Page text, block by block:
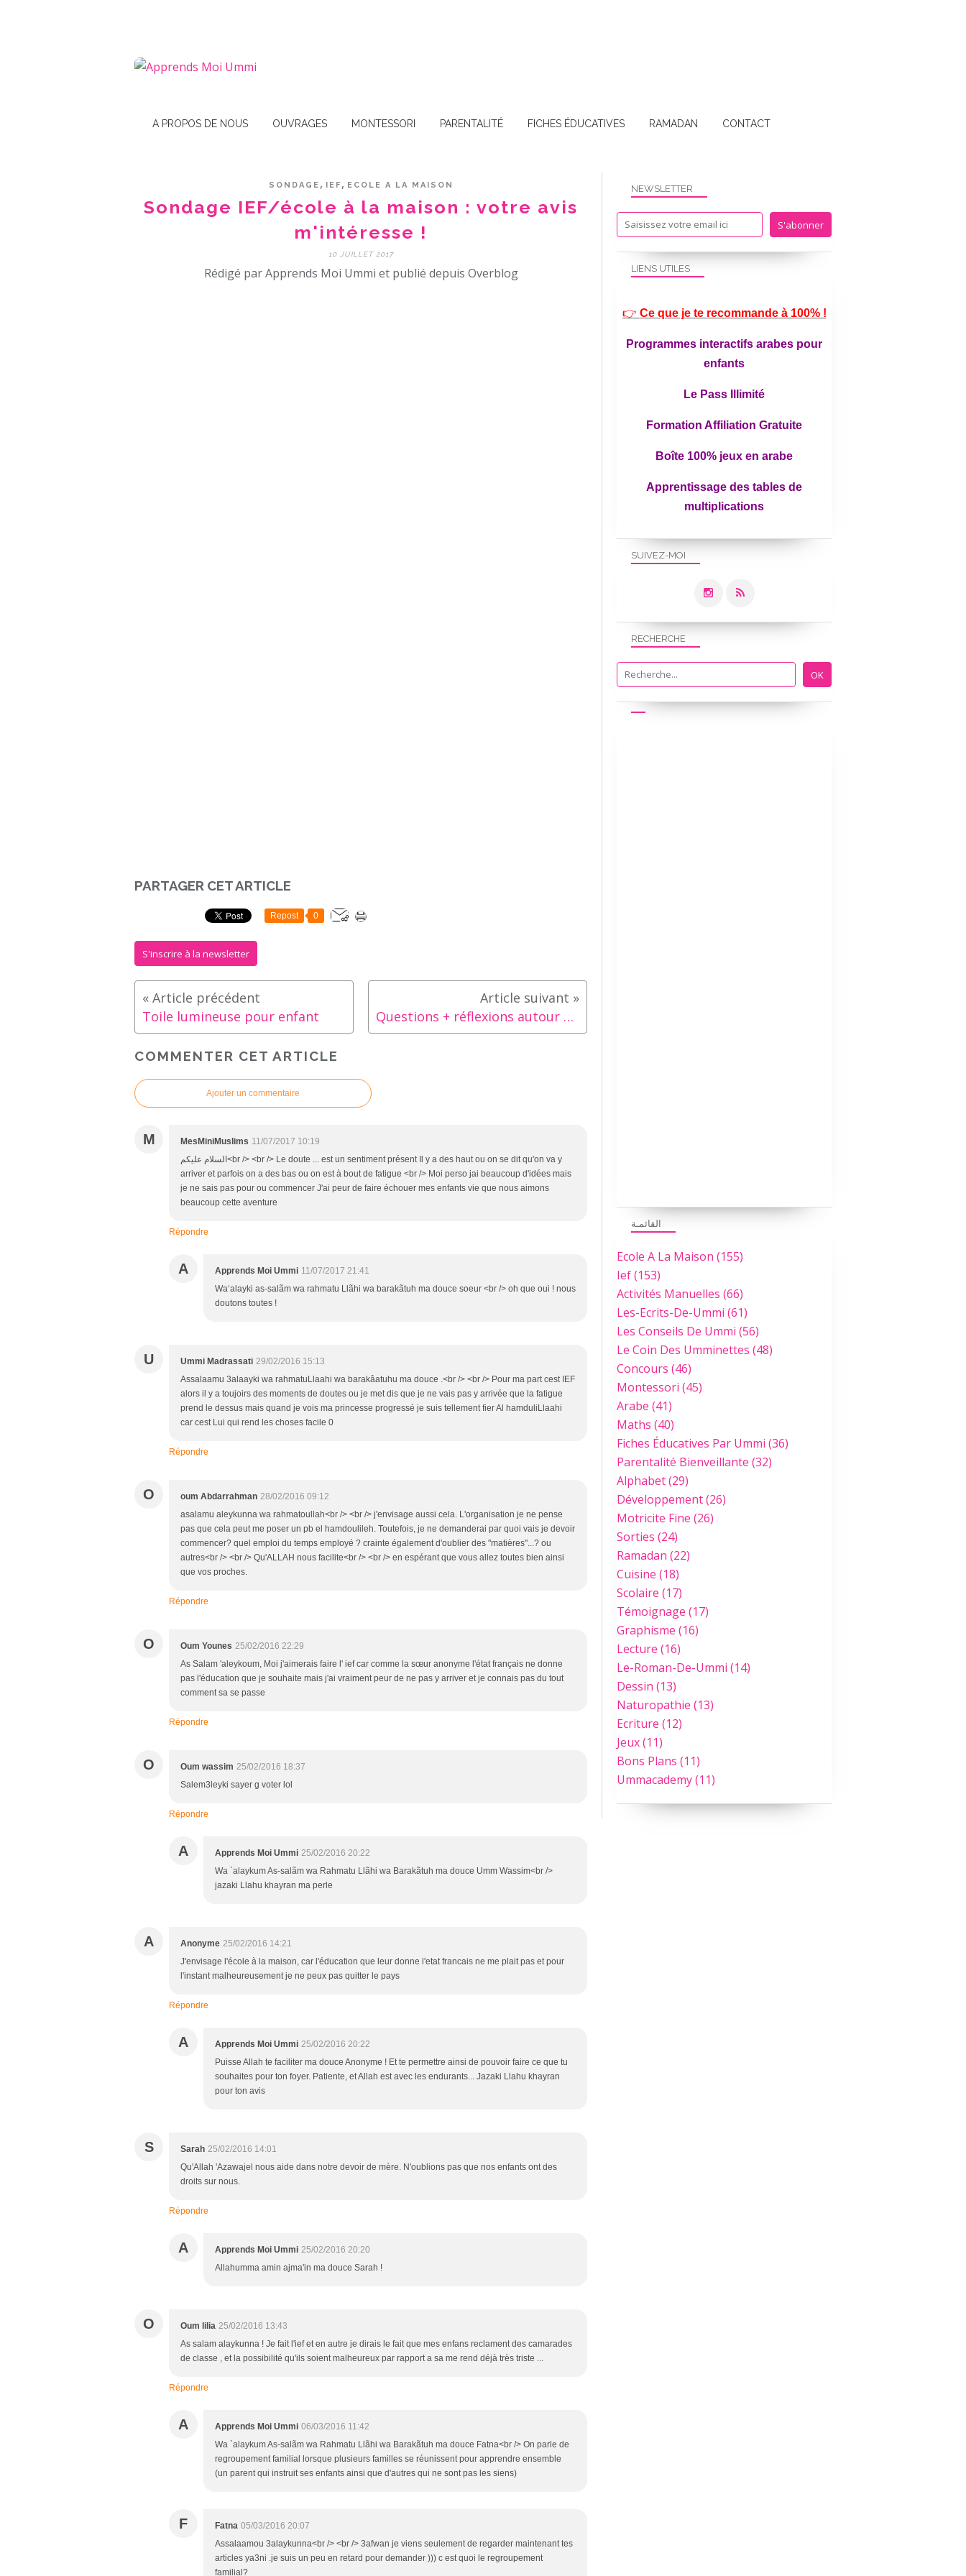
A PROPOS DE NOUS OUVRAGES MONTESSORI PARENTALITÉ FICHES ÉDUCATIVES RAMADAN CONTACT
SONDAGE , IEF, ECOLE A LA MAISON
Sondage IEF/école à la maison : votre avis
m'intéresse !
10 JUILLET 2017
Rédigé par Apprends Moi Ummi et publié depuis Overblog
PARTAGER CET ARTICLE
Repost 0
S'inscrire à la newsletter
Toile lumineuse pour enfant Questions + réflexions autour de l'école à la maison
COMMENTER CET ARTICLE
Ajouter un commentaire
M MesMiniMuslims 11/07/2017 10:19
السلام عليكم<br /> <br /> Le doute ... est un sentiment présent Il y a des haut ou on se dit qu'on va y
arriver et parfois on a des bas ou on est à bout de fatigue <br /> Moi perso jai beaucoup d'idées mais
je ne sais pas pour ou commencer J'ai peur de faire échouer mes enfants vie que nous aimons
beaucoup cette aventure
Répondre
A Apprends Moi Ummi 11/07/2017 21:41
Wa‘alayki as-salãm wa rahmatu Llãhi wa barakãtuh ma douce soeur <br /> oh que oui ! nous
doutons toutes !
U Ummi Madrassati 29/02/2016 15:13
Assalaamu 3alaayki wa rahmatuLlaahi wa barakâatuhu ma douce .<br /> <br /> Pour ma part cest IEF
alors il y a toujoirs des moments de doutes ou je met dis que je ne vais pas y arrivée que la fatigue
prend le dessus mais quand je vois ma princesse progressé je suis tellement fier Al hamduliLlaahi
car cest Lui qui rend les choses facile 0
Répondre
O oum Abdarrahman 28/02/2016 09:12
asalamu aleykunna wa rahmatoullah<br /> <br /> j'envisage aussi cela. L'organisation je ne pense
pas que cela peut me poser un pb el hamdoulileh. Toutefois, je ne demanderai par quoi vais je devoir
commencer? quel emploi du temps employé ? crainte également d'oublier des "matières"...? ou
autres<br /> <br /> Qu'ALLAH nous facilite<br /> <br /> en espérant que vous allez toutes bien ainsi
que vos proches.
Répondre
O Oum Younes 25/02/2016 22:29
As Salam 'aleykoum, Moi j'aimerais faire l' ief car comme la sœur anonyme l'état français ne donne
pas l'éducation que je souhaite mais j'ai vraiment peur de ne pas y arriver et je connais pas du tout
comment sa se passe
Répondre
O Oum wassim 25/02/2016 18:37
Salem3leyki sayer g voter lol
Répondre
A Apprends Moi Ummi 25/02/2016 20:22
Wa `alaykum As-salãm wa Rahmatu Llãhi wa Barakãtuh ma douce Umm Wassim<br />
jazaki Llahu khayran ma perle
A Anonyme 25/02/2016 14:21
J'envisage l'école à la maison, car l'éducation que leur donne l'etat francais ne me plait pas et pour
l'instant malheureusement je ne peux pas quitter le pays
Répondre
A Apprends Moi Ummi 25/02/2016 20:22
Puisse Allah te faciliter ma douce Anonyme ! Et te permettre ainsi de pouvoir faire ce que tu
souhaites pour ton foyer. Patiente, et Allah est avec les endurants... Jazaki Llahu khayran
pour ton avis
S Sarah 25/02/2016 14:01
Qu'Allah 'Azawajel nous aide dans notre devoir de mère. N'oublions pas que nos enfants ont des
droits sur nous.
Répondre
A Apprends Moi Ummi 25/02/2016 20:20
Allahumma amin ajma'in ma douce Sarah !
O Oum lilia 25/02/2016 13:43
As salam alaykunna ! Je fait l'ief et en autre je dirais le fait que mes enfans reclament des camarades
de classe , et la possibilité qu'ils soient malheureux par rapport a sa me rend déjà très triste ...
Répondre
A Apprends Moi Ummi 06/03/2016 11:42
Wa `alaykum As-salãm wa Rahmatu Llãhi wa Barakãtuh ma douce Fatna<br /> On parle de
regroupement familial lorsque plusieurs familles se réunissent pour apprendre ensemble
(un parent qui instruit ses enfants ainsi que d'autres qui ne sont pas les siens)
F Fatna 05/03/2016 20:07
Assalaamou 3alaykunna<br /> <br /> 3afwan je viens seulement de regarder maintenant tes
articles ya3ni .je suis un peu en retard pour demander ))) c est quoi le regroupement
familial?
NEWSLETTER
SUIVEZ-MOI
RECHERCHE
القائمـة
Ecole A La Maison (155)
Ief(153)
Activités Manuelles (66)
Les-Ecrits-De-Ummi (61)
Les Conseils De Ummi (56)
Le Coin Des Umminettes (48)
Concours (46)
Montessori (45)
Arabe (41)
Maths (40)
Fiches Éducatives Par Ummi (36)
Parentalité Bienveillante (32)
Alphabet(29)
Développement(26)
Motricite Fine (26)
Sorties (24)
Ramadan (22)
Cuisine (18)
Scolaire (17)
Témoignage (17)
Graphisme (16)
Lecture (16)
Le-Roman-De-Ummi (14)
Dessin (13)
Naturopathie (13)
Ecriture (12)
Jeux(11)
Bons Plans (11)
Ummacademy(11)
LIENS UTILES
👉 Ce que je te recommande à 100% !
Programmes interactifs arabes pour
enfants
Le Pass Illimité
Formation Affiliation Gratuite
Boîte 100% jeux en arabe
Apprentissage des tables de
multiplications